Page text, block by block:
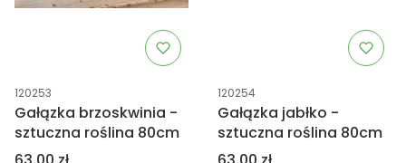
Kod produktu
120253
Gałązka brzoskwinia -
sztuczna roślina 80cm
Kod produktu
120254
Gałązka jabłko -
sztuczna roślina 80cm